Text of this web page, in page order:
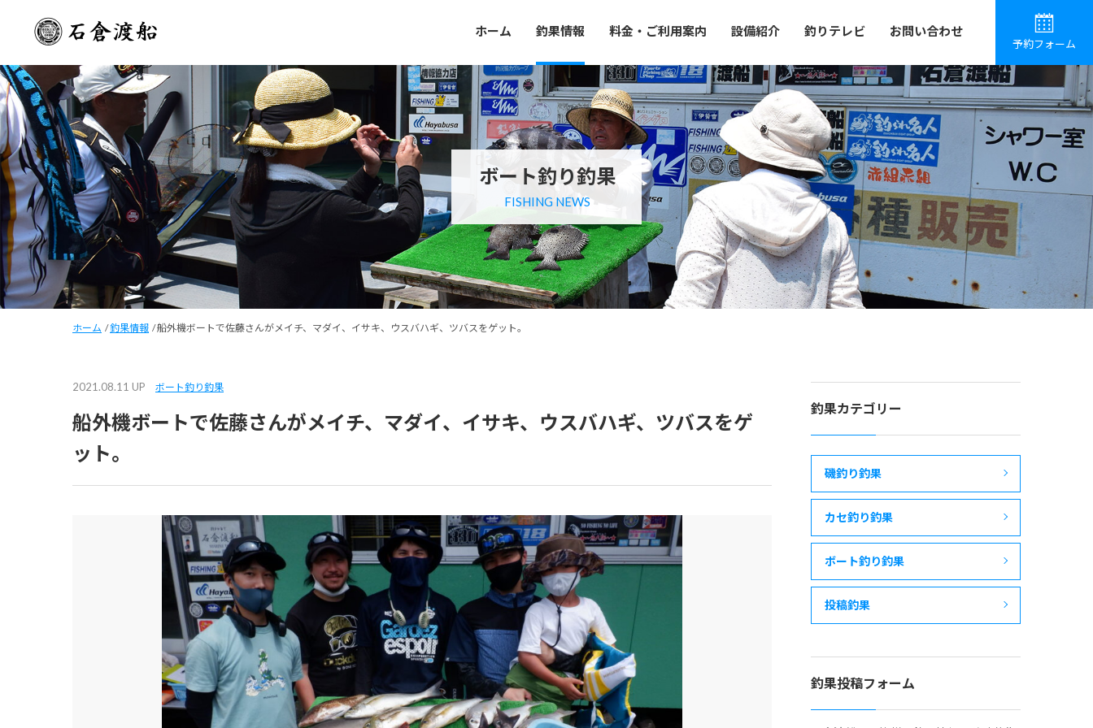
ホーム 釣果情報 料金・ご利用案内 設備紹介 釣りテレビ お問い合わせ
予約フォーム
ボート釣り釣果
FISHING NEWS
ホーム /釣果情報 /船外機ボートで佐藤さんがメイチ、マダイ、イサキ、ウスバハギ、ツバスをゲット。
2021.08.11 UP ボート釣り釣果
船外機ボートで佐藤さんがメイチ、マダイ、イサキ、ウスバハギ、ツバスをゲ
ット。
釣果カテゴリー
磯釣り釣果
カセ釣り釣果
ボート釣り釣果
投稿釣果
釣果投稿フォーム